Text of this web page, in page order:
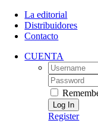
Skip
content
La editorial
Distribuidores
Contacto
CUENTA
Username:
Password:
Register